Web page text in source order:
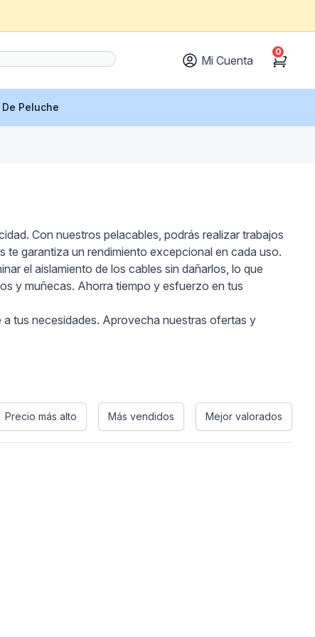
Mi Cuenta Cart
0
Peluche
Con nuestros pelacables, podrás realizar trabajos
garantiza un rendimiento excepcional en cada uso.
el aislamiento de los cables sin dañarlos, lo que
y muñecas. Ahorra tiempo y esfuerzo en tus
a tus necesidades. Aprovecha nuestras ofertas y
Precio más alto Más vendidos Mejor valorados